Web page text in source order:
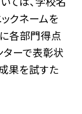
クネームを
各部門得点
ターで表彰状
果を試すた